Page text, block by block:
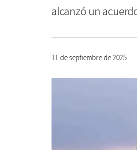
alcanzó un
11 de septiembre de 2025